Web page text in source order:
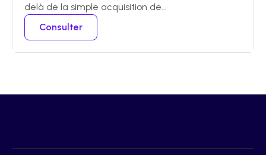
delà de la simple acquisition de...
Consulter